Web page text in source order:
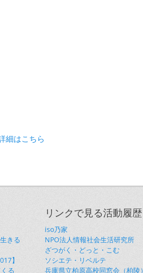
細はこちら
きる
】
る
リンクで見る活動履歴
iso乃家
NPO法人情報社会生活研究所
ざつがく・どっと・こむ
ソシエテ・リベルテ
兵庫県立柏原高校同窓会（柏陵）